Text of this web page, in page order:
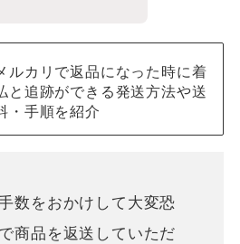
ルカリで返品になった時に着
と追跡ができる発送方法や送
・手順を紹介
数をおかけして大変恐
商品を返送していただ